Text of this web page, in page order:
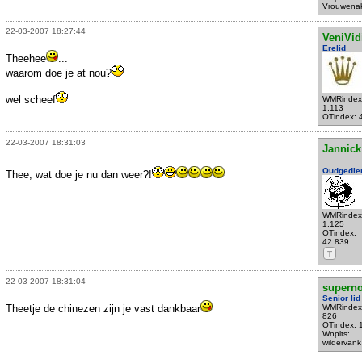
22-03-2007 18:27:44
Erelid
1.113
OTindex:
Theehee
...
waarom doe je at nou?
wel scheef
22-03-2007 18:31:03
Jannick
1.125
OTindex:
42.839
T
Thee, wat doe je nu dan weer?!
22-03-2007 18:31:04
Senior lid
826
OTindex:
Wnplts:
wildervank
Theetje de chinezen zijn je vast dankbaar